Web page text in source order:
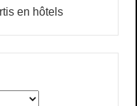
en hôtels